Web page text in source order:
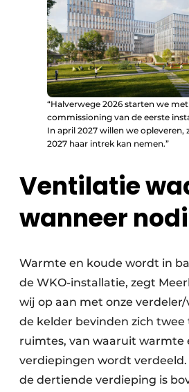
“Halverwege 2026 starten we
commissioning van de eerste
In april 2027 willen we opleveren,
2027 haar intrek kan nemen.”
Ventilatie
wanneer
Warmte en koude wordt in
de WKO-installatie, zegt
wij op aan met onze
de kelder bevinden zich twee
ruimtes, van waaruit warmte
verdiepingen wordt verdeeld.
de dertiende verdieping is